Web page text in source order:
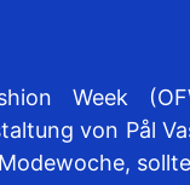
Week
von Pål